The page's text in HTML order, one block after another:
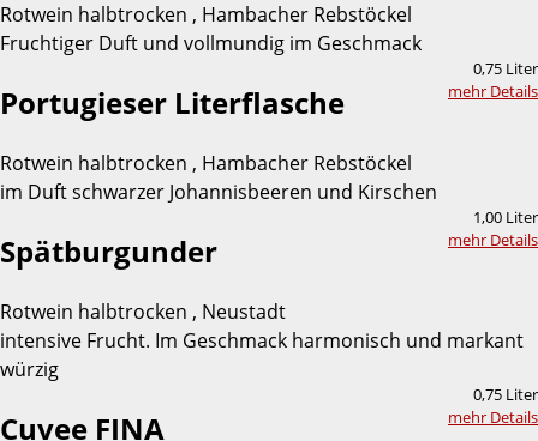
Rotwein halbtrocken , Hambacher Rebstöckel
Fruchtiger Duft und vollmundig im Geschmack
0,75 Liter
mehr Details
Portugieser Literflasche
Rotwein halbtrocken , Hambacher Rebstöckel
im Duft schwarzer Johannisbeeren und Kirschen
1,00 Liter
mehr Details
Spätburgunder
Rotwein halbtrocken , Neustadt
intensive Frucht. Im Geschmack harmonisch und markant
würzig
0,75 Liter
mehr Details
Cuvee FINA